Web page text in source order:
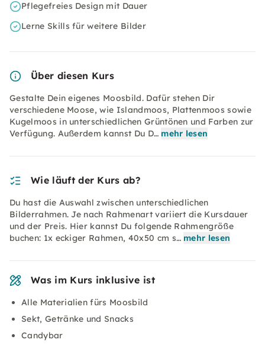
Pflegefreies Design mit Dauer
Lerne Skills für weitere Bilder
Über diesen Kurs
Gestalte Dein eigenes Moosbild. Dafür stehen Dir
verschiedene Moose, wie Islandmoos, Plattenmoos sowie
Kugelmoos in unterschiedlichen Grüntönen und Farben zur
Verfügung. Außerdem kannst Du D… mehr lesen
Wie läuft der Kurs ab?
Du hast die Auswahl zwischen unterschiedlichen
Bilderrahmen. Je nach Rahmenart variiert die Kursdauer
und der Preis. Hier kannst Du folgende Rahmengröße
buchen: 1x eckiger Rahmen, 40x50 cm s… mehr lesen
Was im Kurs inklusive ist
Alle Materialien fürs Moosbild
Sekt, Getränke und Snacks
Candybar